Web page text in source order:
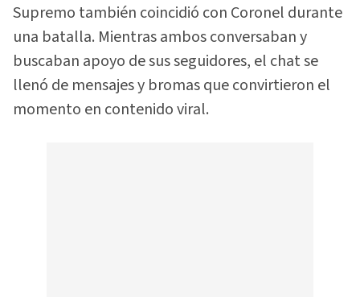
Supremo también coincidió con Coronel durante
una batalla. Mientras ambos conversaban y
buscaban apoyo de sus seguidores, el chat se
llenó de mensajes y bromas que convirtieron el
momento en contenido viral.